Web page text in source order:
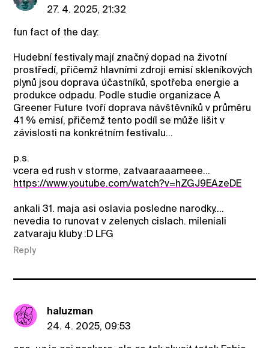
27. 4. 2025, 21:32
fun fact of the day:
Hudební festivaly mají značný dopad na životní
prostředí, přičemž hlavními zdroji emisí skleníkových
plynů jsou doprava účastníků, spotřeba energie a
produkce odpadu. Podle studie organizace A
Greener Future tvoří doprava návštěvníků v průměru
41 % emisí, přičemž tento podíl se může lišit v
závislosti na konkrétním festivalu...
p.s.
vcera ed rush v storme, zatvaaraaameee...
https://www.youtube.com/watch?v=hZGJ9EAzeDE
ankali 31. maja asi oslavia posledne narodky....
nevedia to runovat v zelenych cislach. mileniali
zatvaraju kluby :D LFG
Reply
haluzman
24. 4. 2025, 09:53